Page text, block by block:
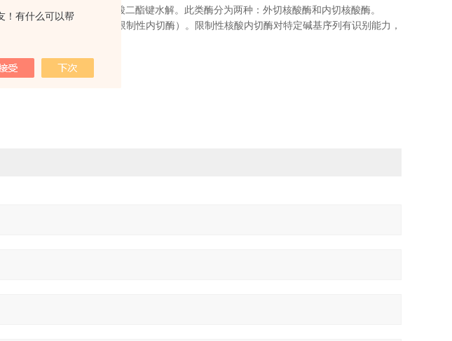
！有什么可以帮
酶使糖
磷酸酯主链上的磷酸二酯键水解。此类酶分为两种：外切核酸酶和内切核酸酶。
性的，或序列特异性（如限制性内切酶）。限制性核酸内切酶对特定碱基序列有识别能力，